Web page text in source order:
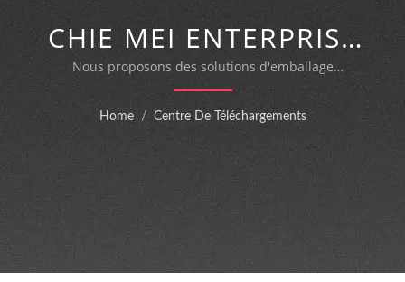
CHIE MEI ENTERPRISE
CO., LTD.
Nous proposons des solutions d'emballage
personnalisées pour les machines d'emballage
automatiques certifiées ISO 9001 et CE.
Home / Centre De Téléchargements